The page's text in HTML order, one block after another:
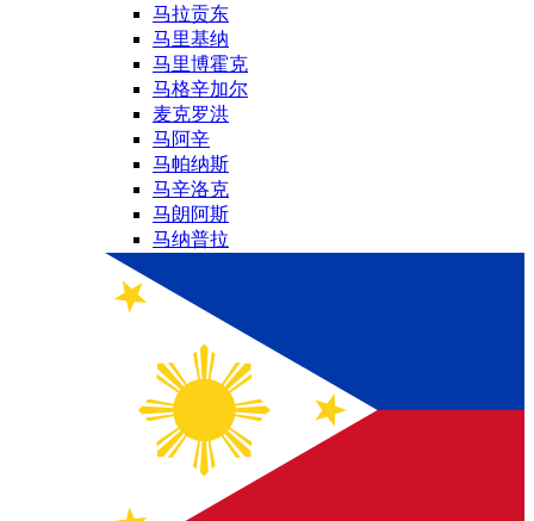
马拉贡东
马里基纳
马里博霍克
马格辛加尔
麦克罗洪
马阿辛
马帕纳斯
马辛洛克
马朗阿斯
马纳普拉